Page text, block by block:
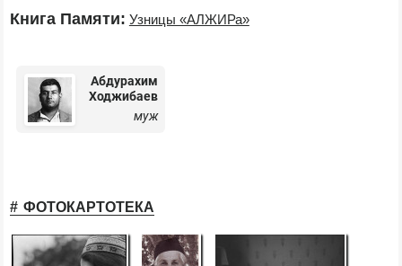
Книга Памяти: Узницы «АЛЖИРа»
Абдурахим
Ходжибаев
муж
ФОТОКАРТОТЕКА